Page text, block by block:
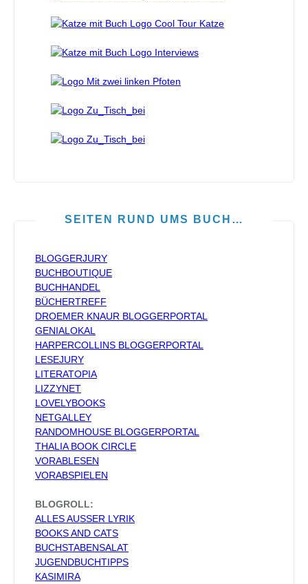
SEITEN RUND UMS BUCH…
BLOGGERJURY
BUCHBOUTIQUE
BUCHHANDEL
BÜCHERTREFF
DROEMER KNAUR BLOGGERPORTAL
GENIALOKAL
HARPERCOLLINS BLOGGERPORTAL
LESEJURY
LITERATOPIA
LIZZYNET
LOVELYBOOKS
NETGALLEY
RANDOMHOUSE BLOGGERPORTAL
THALIA BOOK CIRCLE
VORABLESEN
VORABSPIELEN
BLOGROLL:
ALLES AUSSER LYRIK
BOOKS AND CATS
BUCHSTABENSALAT
JUGENDBUCHTIPPS
KASIMIRA